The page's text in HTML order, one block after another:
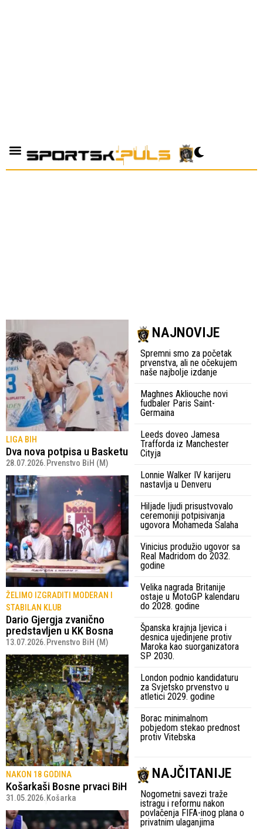
LIGA BIH
Dva nova potpisa u Basketu
28.07.2026. Prvenstvo BiH (M)
ŽELIMO IZGRADITI MODERAN I
STABILAN KLUB
Dario Gjergja zvanično
predstavljen u KK Bosna
13.07.2026. Prvenstvo BiH (M)
NAKON 18 GODINA
Košarkaši Bosne prvaci BiH
31.05.2026. Košarka
NAJNOVIJE
Spremni smo za početak
prvenstva, ali ne očekujem
naše najbolje izdanje
Maghnes Akliouche novi
fudbaler Paris Saint-
Germaina
Leeds doveo Jamesa
Trafforda iz Manchester
Cityja
Lonnie Walker IV karijeru
nastavlja u Denveru
Hiljade ljudi prisustvovalo
ceremoniji potpisivanja
ugovora Mohameda Salaha
Vinicius produžio ugovor sa
Real Madridom do 2032.
godine
Velika nagrada Britanije
ostaje u MotoGP kalendaru
do 2028. godine
Španska krajnja ljevica i
desnica ujedinjene protiv
Maroka kao suorganizatora
SP 2030.
London podnio kandidaturu
za Svjetsko prvenstvo u
atletici 2029. godine
Borac minimalnom
pobjedom stekao prednost
protiv Vitebska
NAJČITANIJE
Nogometni savezi traže
istragu i reformu nakon
povlačenja FIFA-inog plana o
privatnim ulaganjima